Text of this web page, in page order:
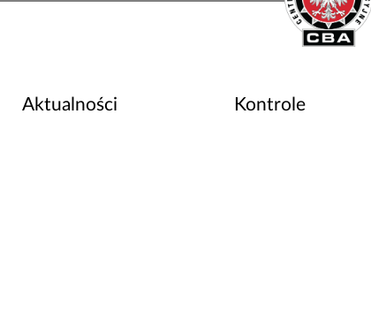
Aktualności Kontrole